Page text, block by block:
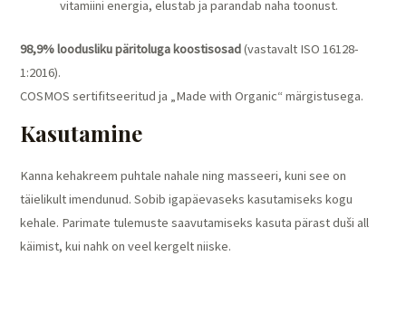
vitamiini energia, elustab ja parandab naha toonust.
98,9% loodusliku päritoluga koostisosad(vastavalt ISO 16128-
1:2016).
COSMOS sertifitseeritud ja „Made with Organic“ märgistusega.
Kasutamine
Kanna kehakreem puhtale nahale ning masseeri, kuni see on
täielikult imendunud. Sobib igapäevaseks kasutamiseks kogu
kehale. Parimate tulemuste saavutamiseks kasuta pärast duši all
käimist, kui nahk on veel kergelt niiske.